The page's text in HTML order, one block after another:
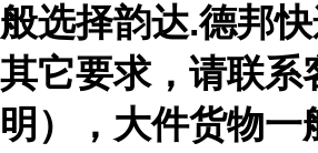
般选择韵达.德邦
其它要求，请联系
明），大件货物一